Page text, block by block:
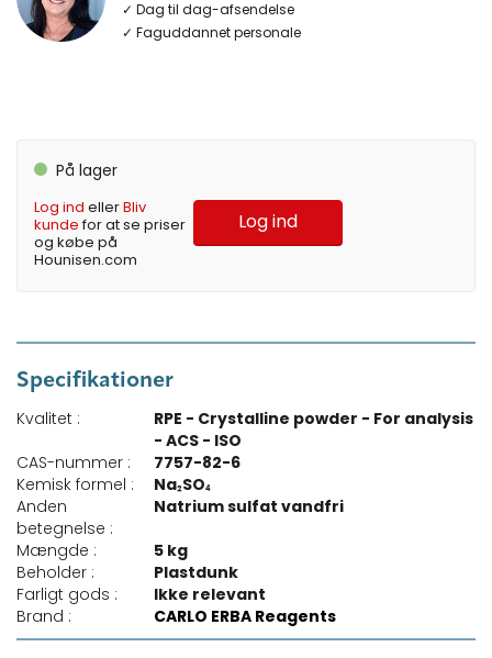
✓ Dag til dag-afsendelse
✓ Faguddannet personale
På lager
Log ind ellerBliv
kundefor at se priser
og købe på
Hounisen.com
Log ind
Specifikationer
Kvalitet :
RPE - Crystalline powder - For analysis
- ACS - ISO
CAS-nummer :
7757-82-6
Kemisk formel :
Na₂SO₄
Anden
betegnelse :
Natrium sulfat vandfri
Mængde :
5 kg
Beholder :
Plastdunk
Farligt gods :
Ikke relevant
Brand :
CARLO ERBA Reagents